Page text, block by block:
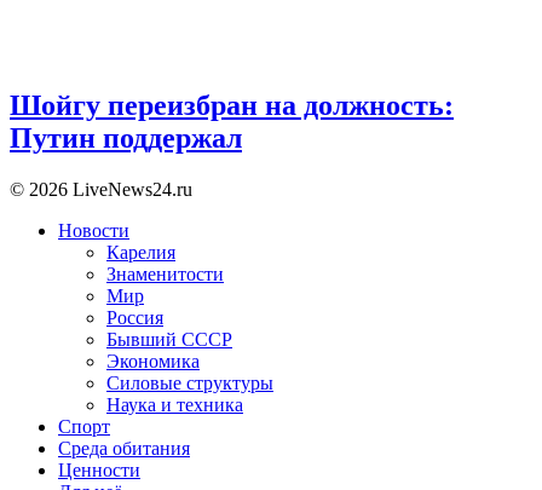
Шойгу переизбран на должность:
Путин поддержал
© 2026 LiveNews24.ru
Новости
Карелия
Знаменитости
Мир
Россия
Бывший СССР
Экономика
Силовые структуры
Наука и техника
Спорт
Среда обитания
Ценности